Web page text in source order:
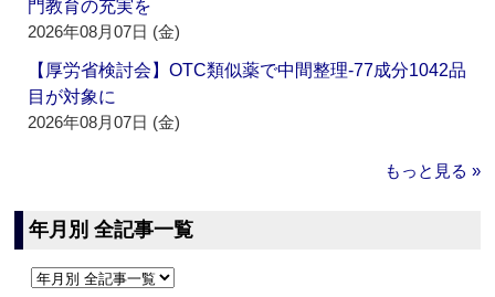
門教育の充実を
2026年08月07日 (金)
【厚労省検討会】OTC類似薬で中間整理‐77成分1042品
目が対象に
2026年08月07日 (金)
もっと見る »
年月別 全記事一覧